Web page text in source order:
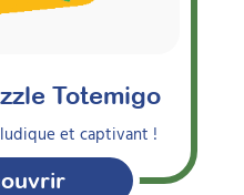
Totemigo
et captivant !